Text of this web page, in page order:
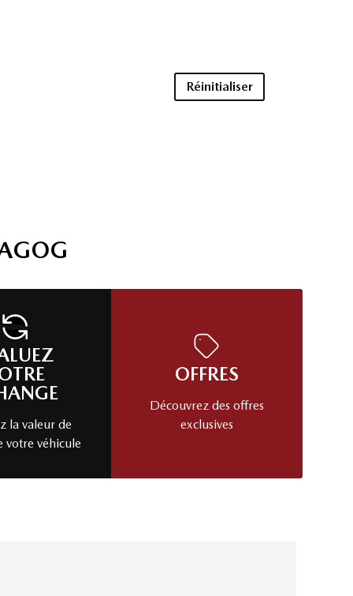
Réinitialiser
la valeur de
votre véhicule
OFFRES
Découvrez des offres
exclusives